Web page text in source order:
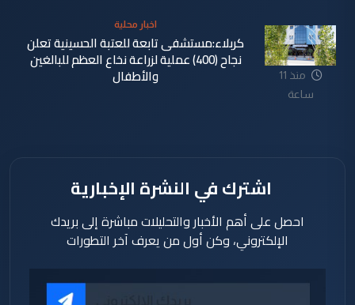
منذ 11
ساعة
اخبار محلية
كربلاء:مستشفى تابعة للعتبة الحسينية تعلن
نجاح (400) عملية لزراعة نخاع العظم للبالغين
والأطفال
اشترك في النشرة الإخبارية
احصل على أهم الأخبار والتحليلات مباشرة إلى بريدك
الإلكتروني، وكن أول من يعرف آخر التطورات